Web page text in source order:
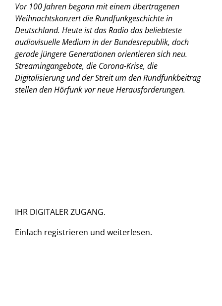
Vor 100 Jahren begann mit einem übertragenen
Weihnachtskonzert die Rundfunkgeschichte in
Deutschland. Heute ist das Radio das beliebteste
audiovisuelle Medium in der Bundesrepublik, doch
gerade jüngere Generationen orientieren sich neu.
Streamingangebote, die Corona-Krise, die
Digitalisierung und der Streit um den Rundfunkbeitrag
stellen den Hörfunk vor neue Herausforderungen.
IHR DIGITALER ZUGANG.
Einfach registrieren und weiterlesen.